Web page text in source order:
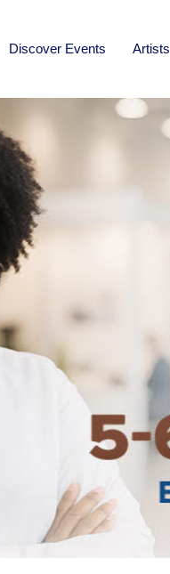
Discover Events Artists